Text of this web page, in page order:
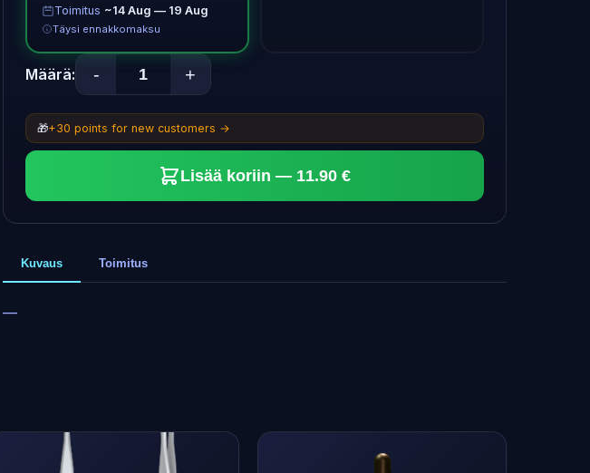
Toimitus ~14 Aug — 19 Aug
Täysi ennakkomaksu
Määrä: - +
🎁+30 points for new customers →
Lisää koriin — 11.90 €
Kuvaus Toimitus
—